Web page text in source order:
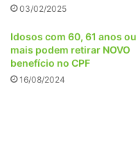
03/02/2025
Idosos com 60, 61 anos ou
mais podem retirar NOVO
benefício no CPF
16/08/2024